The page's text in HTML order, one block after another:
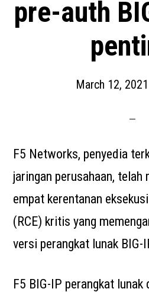
pre-auth
March 12, 2021
F5 Networks, penyedia
jaringan perusahaan, telah
empat kerentanan
(RCE) kritis yang
versi perangkat lunak BIG-
F5 BIG-IP perangkat lunak